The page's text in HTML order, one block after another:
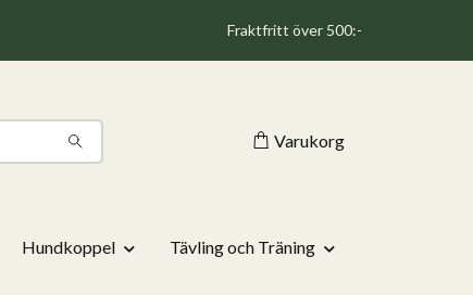
Fraktfritt över 500:-
Varukorg
Hundkoppel
Tävling och Träning